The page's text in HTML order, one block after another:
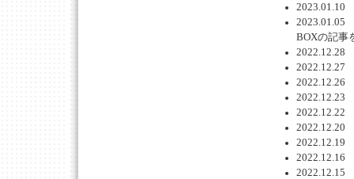
2023.01.10
2023.01.05
BOXの記事
2022.12.28
2022.12.27
2022.12.26
2022.12.23
2022.12.22
2022.12.20
2022.12.19
2022.12.16
2022.12.15